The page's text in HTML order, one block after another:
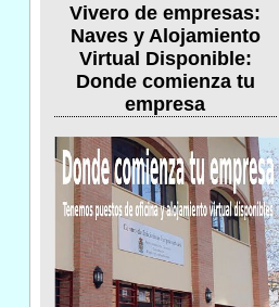
Vivero de empresas:
Naves y Alojamiento
Virtual Disponible:
Donde comienza tu
empresa